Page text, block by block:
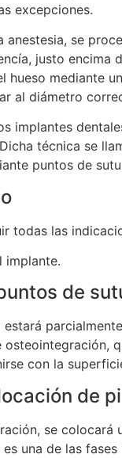
excepciones.
se
justo encima
hueso mediante
al diámetro
implantes
técnica se
puntos de
todas las
implante.
de
con la
de
se
una de las